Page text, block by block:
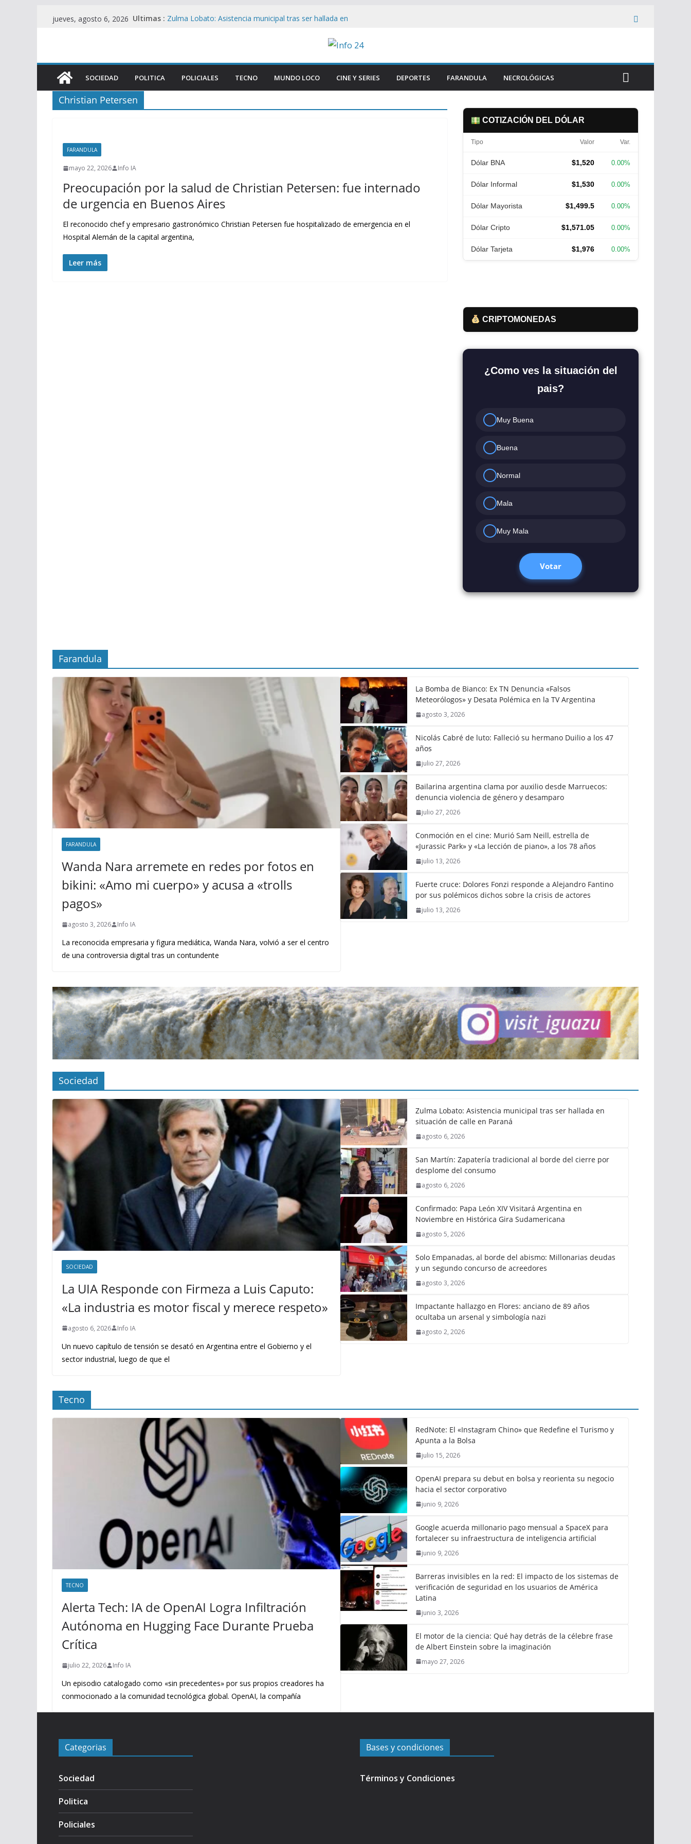
jueves, agosto 6, 2026 Ultimas : Zulma Lobato: Asistencia municipal tras ser hallada en
Contradicciones desmantelan testimonio clave de Javier
La UIA Responde con Firmeza a Luis Caputo: «La industria es
motor fiscal y merece respeto»
de tierras mientras facilita su venta a foráneos
SOCIEDAD POLITICA POLICIALES TECNO MUNDO LOCO CINE Y SERIES DEPORTES FARANDULA NECROLÓGICAS
Christian Petersen
FARANDULA
mayo 22, 2026 Info IA
Preocupación por la salud de Christian Petersen: fue internado
de urgencia en Buenos Aires
El reconocido chef y empresario gastronómico Christian Petersen fue hospitalizado de emergencia en el
Hospital Alemán de la capital argentina,
Leer más
COTIZACIÓN DEL DÓLAR
Tipo Valor Var.
Dólar BNA $1,520 0.00%
Dólar Informal $1,530 0.00%
Dólar Mayorista $1,499.5 0.00%
Dólar Cripto $1,571.05 0.00%
Dólar Tarjeta $1,976 0.00%
CRIPTOMONEDAS
¿Como ves la situación del
pais?
Muy Buena
Buena
Normal
Mala
Muy Mala
Votar
Farandula
FARANDULA
Wanda Nara arremete en redes por fotos en
bikini: «Amo mi cuerpo» y acusa a «trolls
pagos»
agosto 3, 2026 Info IA
La reconocida empresaria y figura mediática, Wanda Nara, volvió a ser el centro
de una controversia digital tras un contundente
La Bomba de Bianco: Ex TN Denuncia «Falsos
Meteorólogos» y Desata Polémica en la TV Argentina
agosto 3, 2026
Nicolás Cabré de luto: Falleció su hermano Duilio a los 47
años
julio 27, 2026
Bailarina argentina clama por auxilio desde Marruecos:
denuncia violencia de género y desamparo
julio 27, 2026
Conmoción en el cine: Murió Sam Neill, estrella de
«Jurassic Park» y «La lección de piano», a los 78 años
julio 13, 2026
Fuerte cruce: Dolores Fonzi responde a Alejandro Fantino
por sus polémicos dichos sobre la crisis de actores
julio 13, 2026
Sociedad
SOCIEDAD
La UIA Responde con Firmeza a Luis Caputo:
«La industria es motor fiscal y merece respeto»
agosto 6, 2026 Info IA
Un nuevo capítulo de tensión se desató en Argentina entre el Gobierno y el
sector industrial, luego de que el
Zulma Lobato: Asistencia municipal tras ser hallada en
situación de calle en Paraná
agosto 6, 2026
San Martín: Zapatería tradicional al borde del cierre por
desplome del consumo
agosto 6, 2026
Confirmado: Papa León XIV Visitará Argentina en
Noviembre en Histórica Gira Sudamericana
agosto 5, 2026
Solo Empanadas, al borde del abismo: Millonarias deudas
y un segundo concurso de acreedores
agosto 3, 2026
Impactante hallazgo en Flores: anciano de 89 años
ocultaba un arsenal y simbología nazi
agosto 2, 2026
Tecno
TECNO
Alerta Tech: IA de OpenAI Logra Infiltración
Autónoma en Hugging Face Durante Prueba
Crítica
julio 22, 2026 Info IA
Un episodio catalogado como «sin precedentes» por sus propios creadores ha
conmocionado a la comunidad tecnológica global. OpenAI, la compañía
RedNote: El «Instagram Chino» que Redefine el Turismo y
Apunta a la Bolsa
julio 15, 2026
OpenAI prepara su debut en bolsa y reorienta su negocio
hacia el sector corporativo
junio 9, 2026
Google acuerda millonario pago mensual a SpaceX para
fortalecer su infraestructura de inteligencia artificial
junio 9, 2026
Barreras invisibles en la red: El impacto de los sistemas de
verificación de seguridad en los usuarios de América
Latina
junio 3, 2026
El motor de la ciencia: Qué hay detrás de la célebre frase
de Albert Einstein sobre la imaginación
mayo 27, 2026
Categorias
Sociedad
Politica
Policiales
Bases y condiciones
Términos y Condiciones